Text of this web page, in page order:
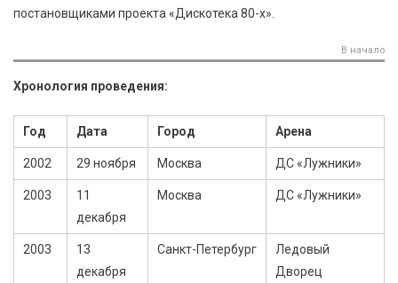
постановщиками проекта «Дискотека 80-х».
В начало
Хронология проведения:
Год Дата Город Арена
2002 29 ноября Москва ДС «Лужники»
2003
11
декабря
Москва ДС «Лужники»
2003
13
декабря
Санкт-Петербург
Ледовый
Дворец